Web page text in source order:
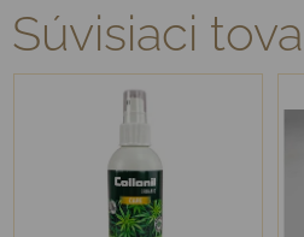
Súvisiaci